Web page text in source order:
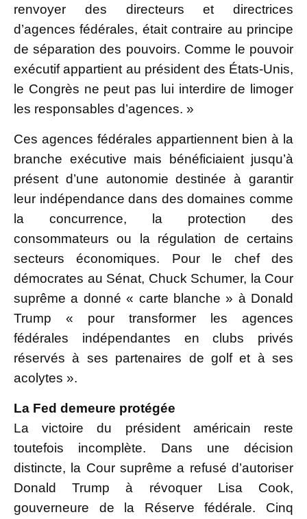
renvoyer des directeurs et directrices
d’agences fédérales, était contraire au principe
de séparation des pouvoirs. Comme le pouvoir
exécutif appartient au président des États-Unis,
le Congrès ne peut pas lui interdire de limoger
les responsables d’agences. »
Ces agences fédérales appartiennent bien à la
branche exécutive mais bénéficiaient jusqu’à
présent d’une autonomie destinée à garantir
leur indépendance dans des domaines comme
la concurrence, la protection des
consommateurs ou la régulation de certains
secteurs économiques. Pour le chef des
démocrates au Sénat, Chuck Schumer, la Cour
suprême a donné « carte blanche » à Donald
Trump « pour transformer les agences
fédérales indépendantes en clubs privés
réservés à ses partenaires de golf et à ses
acolytes ».
La Fed demeure protégée
La victoire du président américain reste
toutefois incomplète. Dans une décision
distincte, la Cour suprême a refusé d’autoriser
Donald Trump à révoquer Lisa Cook,
gouverneure de la Réserve fédérale. Cinq